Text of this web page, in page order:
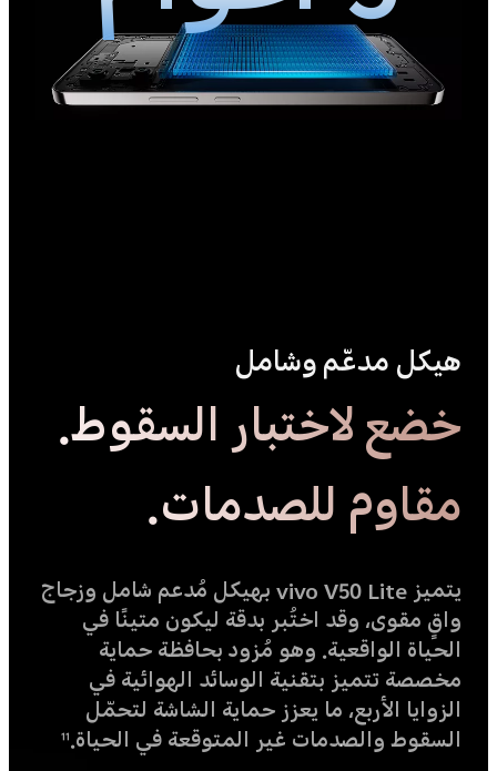
هيكل مدعّم وشامل
خضع لاختبار السقوط.
مقاوم للصدمات.
يتميز vivo V50 Lite بهيكل مُدعم شامل وزجاج
واقٍ مقوى، وقد اختُبر بدقة ليكون متينًا في
الحياة الواقعية. وهو مُزود بحافظة حماية
مخصصة تتميز بتقنية الوسائد الهوائية في
الزوايا الأربع، ما يعزز حماية الشاشة لتحمّل
السقوط والصدمات غير المتوقعة في الحياة.11